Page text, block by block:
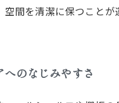
間を清潔に保つこと
のなじみやすさ